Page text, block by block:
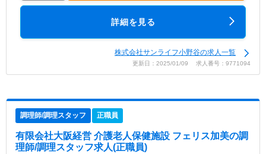
詳細を見る
株式会社サンライフ小野谷の求人一覧
更新日：2025/01/09 求人番号：9771094
調理師/調理スタッフ 正職員
有限会社大阪経営 介護老人保健施設 フェリス加美の調
理師/調理スタッフ求人(正職員)